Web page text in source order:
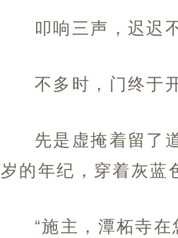
叩响三声，迟迟
不多时，门终于
先是虚掩着留了
岁的年纪，穿着灰蓝
“施主，潭柘寺